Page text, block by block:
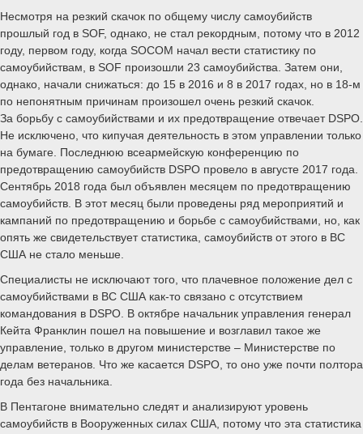
Несмотря на резкий скачок по общему числу самоубийств
прошлый год в SOF, однако, не стал рекордным, потому что в 2012
году, первом году, когда SOCOM начал вести статистику по
самоубийствам, в SOF произошли 23 самоубийства. Затем они,
однако, начали снижаться: до 15 в 2016 и 8 в 2017 годах, но в 18-м
по непонятным причинам произошел очень резкий скачок.
За борьбу с самоубийствами и их предотвращение отвечает DSPO.
Не исключено, что кипучая деятельность в этом управлении только
на бумаге. Последнюю всеармейскую конференцию по
предотвращению самоубийств DSPO провело в августе 2017 года.
Сентябрь 2018 года был объявлен месяцем по предотвращению
самоубийств. В этот месяц были проведены ряд мероприятий и
кампаний по предотвращению и борьбе с самоубийствами, но, как
опять же свидетельствует статистика, самоубийств от этого в ВС
США не стало меньше.
Специалисты не исключают того, что плачевное положение дел с
самоубийствами в ВС США как-то связано с отсутствием
командования в DSPO. В октябре начальник управления генерал
Кейта Франклин пошел на повышение и возглавил такое же
управление, только в другом министерстве – Министерстве по
делам ветеранов. Что же касается DSPO, то оно уже почти полтора
года без начальника.
В Пентагоне внимательно следят и анализируют уровень
самоубийств в Вооруженных силах США, потому что эта статистика